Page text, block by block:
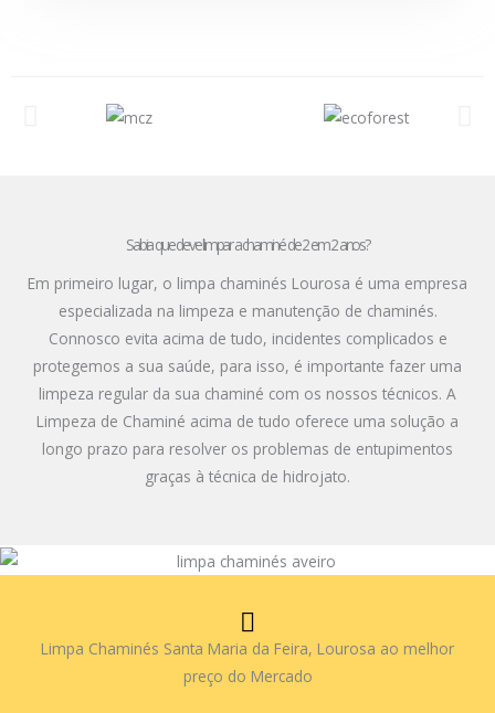
Sabia que deve limpar a chaminé de 2 em 2 anos?
Em primeiro lugar, o limpa chaminés Lourosa é uma empresa
especializada na limpeza e manutenção de chaminés.
Connosco evita acima de tudo, incidentes complicados e
protegemos a sua saúde, para isso, é importante fazer uma
limpeza regular da sua chaminé com os nossos técnicos. A
Limpeza de Chaminé acima de tudo oferece uma solução a
longo prazo para resolver os problemas de entupimentos
graças à técnica de hidrojato.
Limpa Chaminés Santa Maria da Feira, Lourosa ao melhor
preço do Mercado